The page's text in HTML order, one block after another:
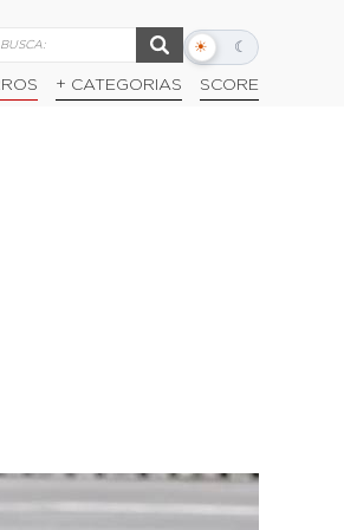
☀ ☾
Alternar
escuro
+ CATEGORIAS SCORE